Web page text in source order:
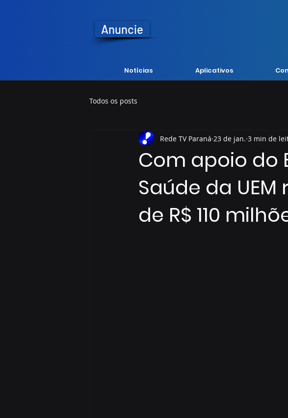
Anuncie
Notícias Aplicativos
Todos os posts
Com apoio do
Saúde da
de R$ 110
Rede TV Paraná 23 de jan. 3 min de